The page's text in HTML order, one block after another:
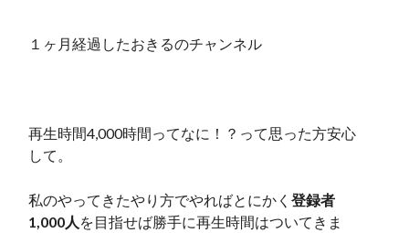
１ヶ月経過したおきるのチャンネル
再生時間4,000時間ってなに！？って思った方安心
して。
私のやってきたやり方でやればとにかく 登録者
1,000人 を目指せば勝手に再生時間はついてきま